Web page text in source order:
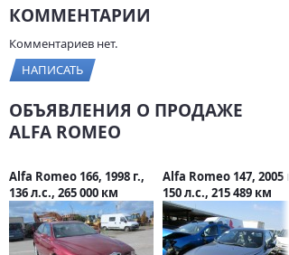
КОММЕНТАРИИ
Комментариев нет.
НАПИСАТЬ
ОБЪЯВЛЕНИЯ О ПРОДАЖЕ
ALFA ROMEO
Alfa Romeo 166, 1998 г.,
136 л.с., 265 000 км
Alfa Romeo 147, 2005 г.,
150 л.с., 215 489 км